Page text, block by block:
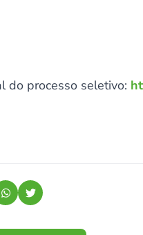
do processo seletivo: